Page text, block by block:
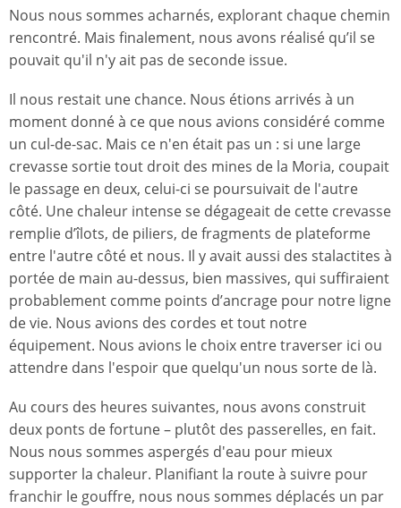
Nous nous sommes acharnés, explorant chaque chemin
rencontré. Mais finalement, nous avons réalisé qu’il se
pouvait qu'il n'y ait pas de seconde issue.
Il nous restait une chance. Nous étions arrivés à un
moment donné à ce que nous avions considéré comme
un cul-de-sac. Mais ce n'en était pas un : si une large
crevasse sortie tout droit des mines de la Moria, coupait
le passage en deux, celui-ci se poursuivait de l'autre
côté. Une chaleur intense se dégageait de cette crevasse
remplie d’îlots, de piliers, de fragments de plateforme
entre l'autre côté et nous. Il y avait aussi des stalactites à
portée de main au-dessus, bien massives, qui suffiraient
probablement comme points d’ancrage pour notre ligne
de vie. Nous avions des cordes et tout notre
équipement. Nous avions le choix entre traverser ici ou
attendre dans l'espoir que quelqu'un nous sorte de là.
Au cours des heures suivantes, nous avons construit
deux ponts de fortune – plutôt des passerelles, en fait.
Nous nous sommes aspergés d'eau pour mieux
supporter la chaleur. Planifiant la route à suivre pour
franchir le gouffre, nous nous sommes déplacés un par